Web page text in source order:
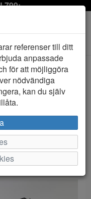
799:-
artiklar)
referenser till ditt
anpassade
för att möjliggöra
nödvändiga
kan du själv